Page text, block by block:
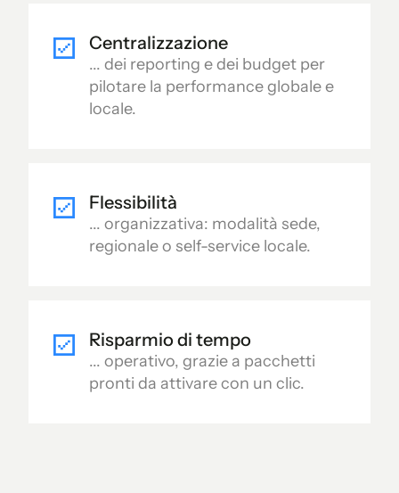
Centralizzazione
... dei reporting e dei budget per
pilotare la performance globale e
locale.
Flessibilità
... organizzativa: modalità sede,
regionale o self-service locale.
Risparmio di tempo
... operativo, grazie a pacchetti
pronti da attivare con un clic.